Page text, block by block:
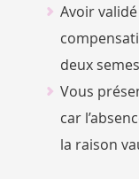
Avoir
deux
Vous
car
la raison